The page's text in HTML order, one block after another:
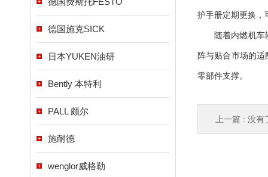
德国施克SICK
日本YUKEN油研
Bently 本特利
PALL 颇尔
施耐德
wenglor威格勒
护手册定期更换，
随着内燃机车辆
阵与贴合市场的
零部件支撑。
上一篇 : 没有